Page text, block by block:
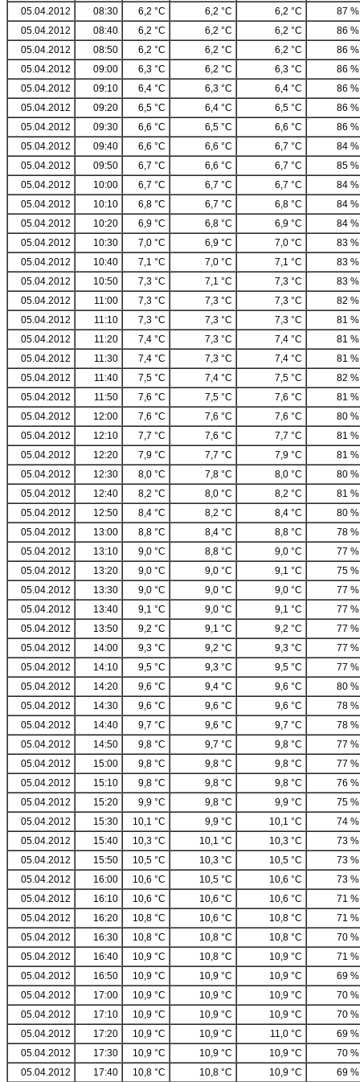
05.04.2012
08:30 6,2 °C 6,2 °C 6,2 °C
87 %
05.04.2012
08:40 6,2 °C 6,2 °C 6,2 °C
86 %
05.04.2012
08:50 6,2 °C 6,2 °C 6,2 °C
86 %
05.04.2012
09:00 6,3 °C 6,2 °C 6,3 °C
86 %
05.04.2012
09:10 6,4 °C 6,3 °C 6,4 °C
86 %
05.04.2012
09:20 6,5 °C 6,4 °C 6,5 °C
86 %
05.04.2012
09:30 6,6 °C 6,5 °C 6,6 °C
86 %
05.04.2012
09:40 6,6 °C 6,6 °C 6,7 °C
84 %
05.04.2012
09:50 6,7 °C 6,6 °C 6,7 °C
85 %
05.04.2012
10:00 6,7 °C 6,7 °C 6,7 °C
84 %
05.04.2012
10:10 6,8 °C 6,7 °C 6,8 °C
84 %
05.04.2012
10:20 6,9 °C 6,8 °C 6,9 °C
84 %
05.04.2012
10:30 7,0 °C 6,9 °C 7,0 °C
83 %
05.04.2012
10:40 7,1 °C 7,0 °C 7,1 °C
83 %
05.04.2012
10:50 7,3 °C 7,1 °C 7,3 °C
83 %
05.04.2012
11:00 7,3 °C 7,3 °C 7,3 °C
82 %
05.04.2012
11:10 7,3 °C 7,3 °C 7,3 °C
81 %
05.04.2012
11:20 7,4 °C 7,3 °C 7,4 °C
81 %
05.04.2012
11:30 7,4 °C 7,3 °C 7,4 °C
81 %
05.04.2012
11:40 7,5 °C 7,4 °C 7,5 °C
82 %
05.04.2012
11:50 7,6 °C 7,5 °C 7,6 °C
81 %
05.04.2012
12:00 7,6 °C 7,6 °C 7,6 °C
80 %
05.04.2012
12:10 7,7 °C 7,6 °C 7,7 °C
81 %
05.04.2012
12:20 7,9 °C 7,7 °C 7,9 °C
81 %
05.04.2012
12:30 8,0 °C 7,8 °C 8,0 °C
80 %
05.04.2012
12:40 8,2 °C 8,0 °C 8,2 °C
81 %
05.04.2012
12:50 8,4 °C 8,2 °C 8,4 °C
80 %
05.04.2012
13:00 8,8 °C 8,4 °C 8,8 °C
78 %
05.04.2012
13:10 9,0 °C 8,8 °C 9,0 °C
77 %
05.04.2012
13:20 9,0 °C 9,0 °C 9,1 °C
75 %
05.04.2012
13:30 9,0 °C 9,0 °C 9,0 °C
77 %
05.04.2012
13:40 9,1 °C 9,0 °C 9,1 °C
77 %
05.04.2012
13:50 9,2 °C 9,1 °C 9,2 °C
77 %
05.04.2012
14:00 9,3 °C 9,2 °C 9,3 °C
77 %
05.04.2012
14:10 9,5 °C 9,3 °C 9,5 °C
77 %
05.04.2012
14:20 9,6 °C 9,4 °C 9,6 °C
80 %
05.04.2012
14:30 9,6 °C 9,6 °C 9,6 °C
78 %
05.04.2012
14:40 9,7 °C 9,6 °C 9,7 °C
78 %
05.04.2012
14:50 9,8 °C 9,7 °C 9,8 °C
77 %
05.04.2012
15:00 9,8 °C 9,8 °C 9,8 °C
77 %
05.04.2012
15:10 9,8 °C 9,8 °C 9,8 °C
76 %
05.04.2012
15:20 9,9 °C 9,8 °C 9,9 °C
75 %
05.04.2012
15:30 10,1 °C 9,9 °C 10,1 °C
74 %
05.04.2012
15:40 10,3 °C 10,1 °C 10,3 °C
73 %
05.04.2012
15:50 10,5 °C 10,3 °C 10,5 °C
73 %
05.04.2012
16:00 10,6 °C 10,5 °C 10,6 °C
73 %
05.04.2012
16:10 10,6 °C 10,6 °C 10,6 °C
71 %
05.04.2012
16:20 10,8 °C 10,6 °C 10,8 °C
71 %
05.04.2012
16:30 10,8 °C 10,8 °C 10,8 °C
70 %
05.04.2012
16:40 10,9 °C 10,8 °C 10,9 °C
71 %
05.04.2012
16:50 10,9 °C 10,9 °C 10,9 °C
69 %
05.04.2012
17:00 10,9 °C 10,9 °C 10,9 °C
70 %
05.04.2012
17:10 10,9 °C 10,9 °C 10,9 °C
70 %
05.04.2012
17:20 10,9 °C 10,9 °C 11,0 °C
69 %
05.04.2012
17:30 10,9 °C 10,9 °C 10,9 °C
70 %
05.04.2012
17:40 10,8 °C 10,8 °C 10,9 °C
69 %